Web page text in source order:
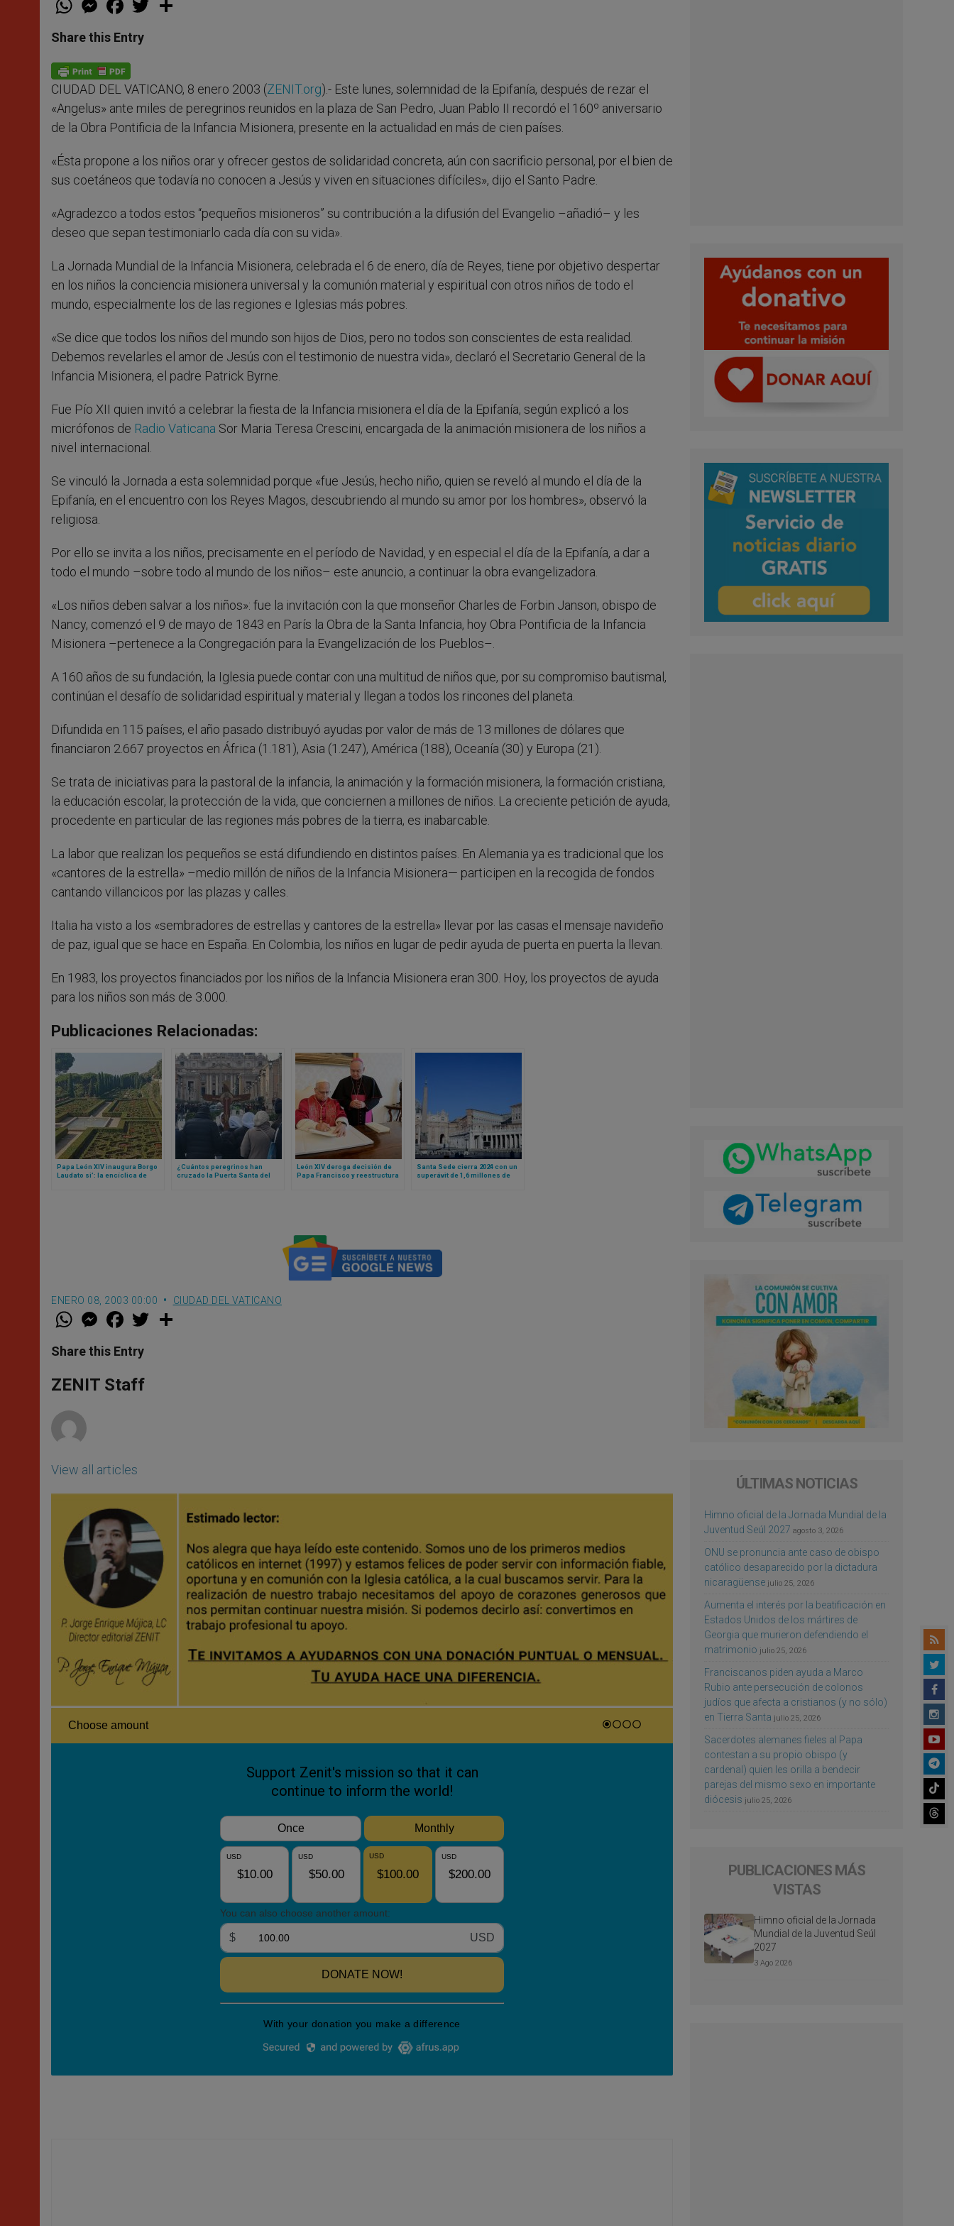
t
s
p
p
e
s
e
g
e
r
a
e
b
o
k
w
Share this Entry
CIUDAD DEL VATICANO, 8 enero 2003 (ZENIT.org).- Este lunes, solemnidad de la Epifanía, después de rezar el
«Angelus» ante miles de peregrinos reunidos en la plaza de San Pedro, Juan Pablo II recordó el 160º aniversario
de la Obra Pontificia de la Infancia Misionera, presente en la actualidad en más de cien países.
«Ésta propone a los niños orar y ofrecer gestos de solidaridad concreta, aún con sacrificio personal, por el bien de
sus coetáneos que todavía no conocen a Jesús y viven en situaciones difíciles», dijo el Santo Padre.
«Agradezco a todos estos “pequeños misioneros” su contribución a la difusión del Evangelio –añadió– y les
deseo que sepan testimoniarlo cada día con su vida».
La Jornada Mundial de la Infancia Misionera, celebrada el 6 de enero, día de Reyes, tiene por objetivo despertar
en los niños la conciencia misionera universal y la comunión material y espiritual con otros niños de todo el
mundo, especialmente los de las regiones e Iglesias más pobres.
«Se dice que todos los niños del mundo son hijos de Dios, pero no todos son conscientes de esta realidad.
Debemos revelarles el amor de Jesús con el testimonio de nuestra vida», declaró el Secretario General de la
Infancia Misionera, el padre Patrick Byrne.
Fue Pío XII quien invitó a celebrar la fiesta de la Infancia misionera el día de la Epifanía, según explicó a los
micrófonos de Radio Vaticana Sor Maria Teresa Crescini, encargada de la animación misionera de los niños a
nivel internacional.
Se vinculó la Jornada a esta solemnidad porque «fue Jesús, hecho niño, quien se reveló al mundo el día de la
Epifanía, en el encuentro con los Reyes Magos, descubriendo al mundo su amor por los hombres», observó la
religiosa.
Por ello se invita a los niños, precisamente en el período de Navidad, y en especial el día de la Epifanía, a dar a
todo el mundo –sobre todo al mundo de los niños– este anuncio, a continuar la obra evangelizadora.
«Los niños deben salvar a los niños»: fue la invitación con la que monseñor Charles de Forbin Janson, obispo de
Nancy, comenzó el 9 de mayo de 1843 en París la Obra de la Santa Infancia, hoy Obra Pontificia de la Infancia
Misionera –pertenece a la Congregación para la Evangelización de los Pueblos–.
A 160 años de su fundación, la Iglesia puede contar con una multitud de niños que, por su compromiso bautismal,
continúan el desafío de solidaridad espiritual y material y llegan a todos los rincones del planeta.
Difundida en 115 países, el año pasado distribuyó ayudas por valor de más de 13 millones de dólares que
financiaron 2.667 proyectos en África (1.181), Asia (1.247), América (188), Oceanía (30) y Europa (21).
Se trata de iniciativas para la pastoral de la infancia, la animación y la formación misionera, la formación cristiana,
la educación escolar, la protección de la vida, que conciernen a millones de niños. La creciente petición de ayuda,
procedente en particular de las regiones más pobres de la tierra, es inabarcable.
La labor que realizan los pequeños se está difundiendo en distintos países. En Alemania ya es tradicional que los
«cantores de la estrella» –medio millón de niños de la Infancia Misionera— participen en la recogida de fondos
cantando villancicos por las plazas y calles.
Italia ha visto a los «sembradores de estrellas y cantores de la estrella» llevar por las casas el mensaje navideño
de paz, igual que se hace en España. En Colombia, los niños en lugar de pedir ayuda de puerta en puerta la llevan.
En 1983, los proyectos financiados por los niños de la Infancia Misionera eran 300. Hoy, los proyectos de ayuda
para los niños son más de 3.000.
Publicaciones Relacionadas:
Papa León XIV inaugura Borgo
Laudato si’: la encíclica de
¿Cuántos peregrinos han
cruzado la Puerta Santa del
León XIV deroga decisión de
Papa Francisco y reestructura
Santa Sede cierra 2024 con un
superávit de 1,6 millones de
ENERO 08, 2003 00:00 CIUDAD DEL VATICANO
W
t
s
p
p
M
e
s
e
g
e
F
a
e
b
o
k
w
Share this Entry
ZENIT Staff
View all articles
ÚLTIMAS NOTICIAS
Himno oficial de la Jornada Mundial de la
Juventud Seúl 2027 agosto 3, 2026
ONU se pronuncia ante caso de obispo
católico desaparecido por la dictadura
nicaragüense julio 25, 2026
Aumenta el interés por la beatificación en
Estados Unidos de los mártires de
Georgia que murieron defendiendo el
matrimonio julio 25, 2026
Franciscanos piden ayuda a Marco
Rubio ante persecución de colonos
judíos que afecta a cristianos (y no sólo)
en Tierra Santa julio 25, 2026
Sacerdotes alemanes fieles al Papa
contestan a su propio obispo (y
cardenal) quien les orilla a bendecir
parejas del mismo sexo en importante
diócesis julio 25, 2026
PUBLICACIONES MÁS
VISTAS
Himno oficial de la Jornada
Mundial de la Juventud Seúl
2027
3 Ago 2026